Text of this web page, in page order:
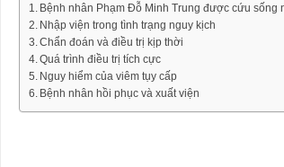
Bệnh nhân Phạm Đỗ Minh Trung được cứu sống
Nhập viện trong tình trạng nguy kịch
Chẩn đoán và điều trị kịp thời
Quá trình điều trị tích cực
Nguy hiểm của viêm tụy cấp
Bệnh nhân hồi phục và xuất viện